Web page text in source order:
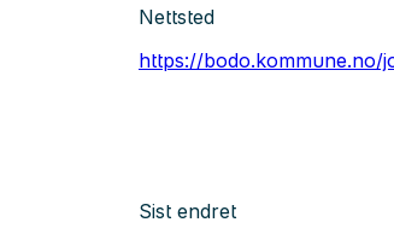
Nettsted
https://bodo.kommune.no/
Sist endret